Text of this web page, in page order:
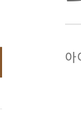
아